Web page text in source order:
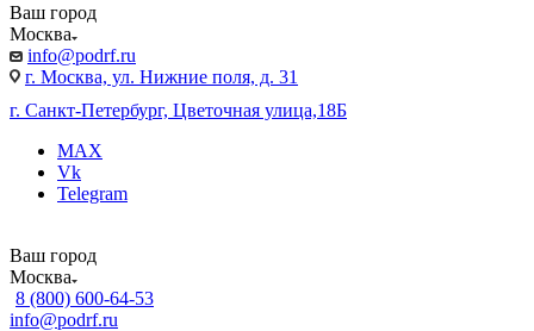
Ваш город
Москва
info@podrf.ru
г. Москва, ул. Нижние поля, д. 31
г. Санкт-Петербург, Цветочная улица,18Б
MAX
Vk
Telegram
Ваш город
Москва
8 (800) 600-64-53
info@podrf.ru